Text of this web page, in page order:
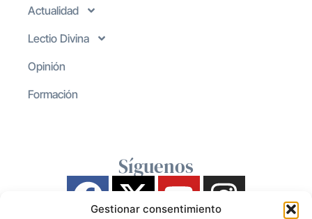
Gestionar consentimiento
Actualidad
Lectio Divina
Opinión
Formación
Síguenos